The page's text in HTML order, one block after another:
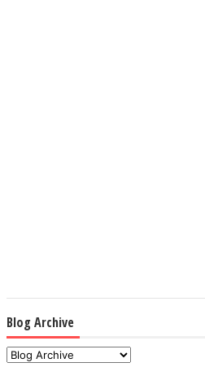
Blog Archive